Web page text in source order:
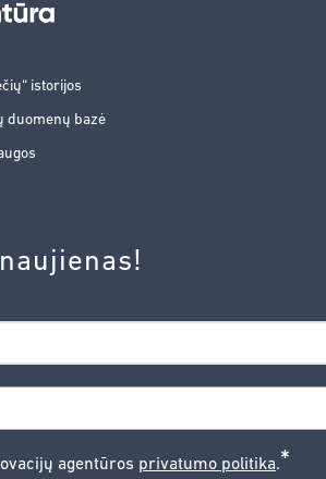
istorijos
duomenų bazė
agentūros privatumo politika.*